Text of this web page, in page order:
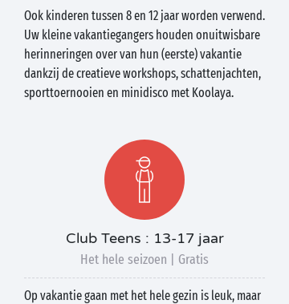
Ook kinderen tussen 8 en 12 jaar worden verwend.
Uw kleine vakantiegangers houden onuitwisbare
herinneringen over van hun (eerste) vakantie
dankzij de creatieve workshops, schattenjachten,
sporttoernooien en minidisco met Koolaya.
Club Teens : 13-17 jaar
Het hele seizoen | Gratis
Op vakantie gaan met het hele gezin is leuk, maar